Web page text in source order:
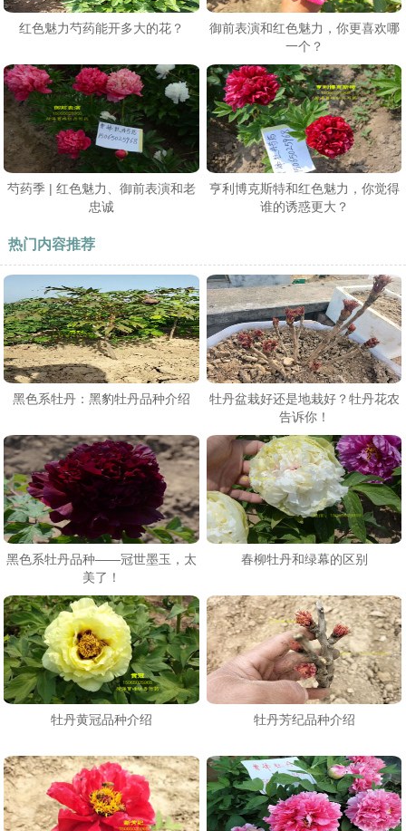
红色魅力芍药能开多大的花？
御前表演和红色魅力，你更喜欢哪
一个？
芍药季 | 红色魅力、御前表演和老
忠诚
亨利博克斯特和红色魅力，你觉得
谁的诱惑更大？
热门内容推荐
黑色系牡丹：黑豹牡丹品种介绍
牡丹盆栽好还是地栽好？牡丹花农
告诉你！
黑色系牡丹品种——冠世墨玉，太
美了！
春柳牡丹和绿幕的区别
牡丹黄冠品种介绍 牡丹芳纪品种介绍